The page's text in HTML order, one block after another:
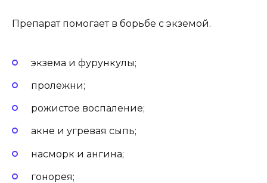
Препарат помогает в борьбе с экземой.
экзема и фурункулы;
пролежни;
рожистое воспаление;
акне и угревая сыпь;
насморк и ангина;
гонорея;